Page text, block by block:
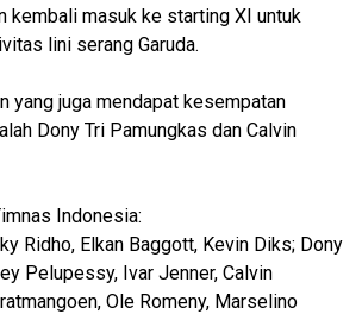
kembali masuk ke starting XI untuk
lini serang Garuda.
yang juga mendapat kesempatan
Dony Tri Pamungkas dan Calvin
Indonesia:
Ridho, Elkan Baggott, Kevin Diks; Dony
Pelupessy, Ivar Jenner, Calvin
Ole Romeny, Marselino